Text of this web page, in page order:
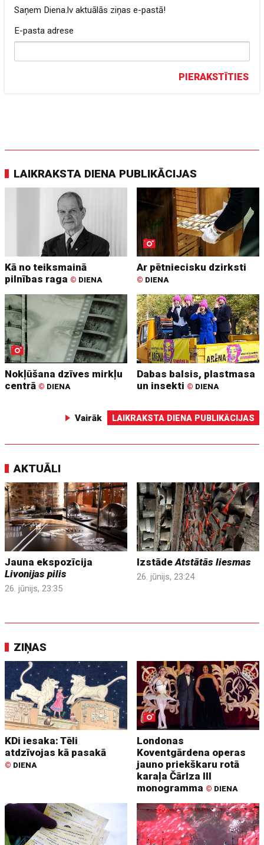
Saņem Diena.lv aktuālās ziņas e-pastā!
E-pasta adrese
PIERAKSTĪTIES
LAIKRAKSTA DIENA PUBLIKĀCIJAS
Kā no teiksmainā
pilnības raga © DIENA
Ar pētniecisku dzirksti
© DIENA
Nokļūšana dzīves mirkļu
centrā © DIENA
Dabas balsis, plastmasa
un insekti © DIENA
Vairāk LAIKRAKSTA DIENA PUBLIKĀCIJAS
AKTUĀLI
Jauna ekspozīcija
Livonijas pilis
26. jūnijs, 23:35
IzstādeAtstātās liesmas
26. jūnijs, 23:24
ZIŅAS
KDi iesaka: Tēli
atdzīvojas kā pasakā
© DIENA
Londonas
Koventgārdena operas
jauno priekškaru rotā
karaļa Čārlza III
monogramma © DIENA